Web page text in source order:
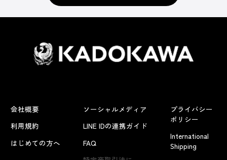
会社概要
利用規約
はじめての方へ
ソーシャルメディア
LINE IDの連携ガイド
FAQ
プライバシー
ポリシー
International
Shipping